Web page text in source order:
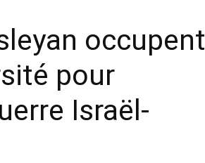
occupent
pour
Israël-